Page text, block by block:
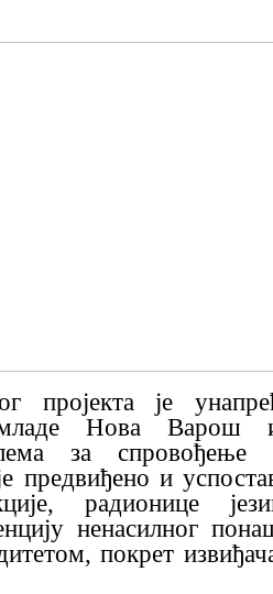
пројекта је
младе Нова Варош
за спровођење
предвиђено и
радионице
ненасилног
покрет